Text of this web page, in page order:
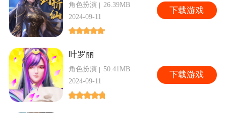
角色扮演
26.39MB
2024-09-11
下载游戏
叶罗丽
角色扮演
50.41MB
2024-09-11
下载游戏